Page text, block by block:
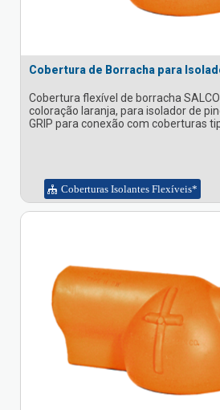
Cobertura de Borracha para
Cobertura flexível de borracha
coloração laranja, para isolador de
GRIP para conexão com coberturas
Coberturas Isolantes Flexíveis*